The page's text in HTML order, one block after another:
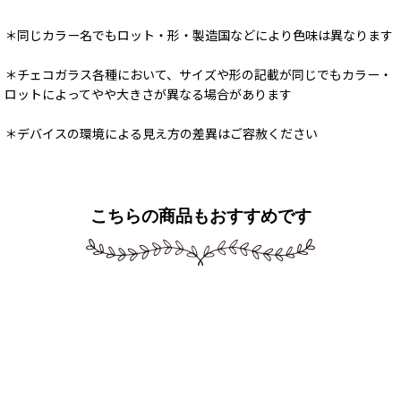
＊同じカラー名でもロット・形・製造国などにより色味は異なります
＊チェコガラス各種において、サイズや形の記載が同じでもカラー・
ロットによってやや大きさが異なる場合があります
＊デバイスの環境による見え方の差異はご容赦ください
こちらの商品もおすすめです